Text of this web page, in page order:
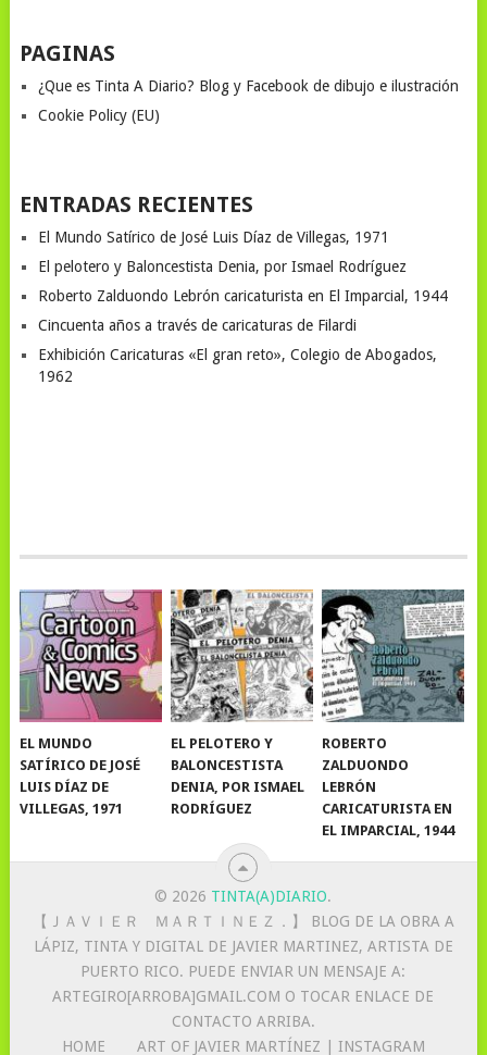
PAGINAS
¿Que es Tinta A Diario? Blog y Facebook de dibujo e ilustración
Cookie Policy (EU)
ENTRADAS RECIENTES
El Mundo Satírico de José Luis Díaz de Villegas, 1971
El pelotero y Baloncestista Denia, por Ismael Rodríguez
Roberto Zalduondo Lebrón caricaturista en El Imparcial, 1944
Cincuenta años a través de caricaturas de Filardi
Exhibición Caricaturas «El gran reto», Colegio de Abogados,
1962
EL MUNDO
SATÍRICO DE JOSÉ
LUIS DÍAZ DE
VILLEGAS, 1971
EL PELOTERO Y
BALONCESTISTA
DENIA, POR ISMAEL
RODRÍGUEZ
ROBERTO
ZALDUONDO
LEBRÓN
CARICATURISTA EN
EL IMPARCIAL, 1944
© 2026 TINTA(A)DIARIO.
【 ＪＡＶＩＥＲ ＭＡＲＴＩＮＥＺ．】 BLOG DE LA OBRA A
LÁPIZ, TINTA Y DIGITAL DE JAVIER MARTINEZ, ARTISTA DE
PUERTO RICO. PUEDE ENVIAR UN MENSAJE A:
ARTEGIRO[ARROBA]GMAIL.COM O TOCAR ENLACE DE
CONTACTO ARRIBA.
HOME
ART OF JAVIER MARTÍNEZ | INSTAGRAM